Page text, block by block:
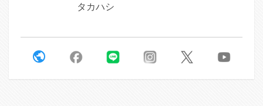
タカハシ